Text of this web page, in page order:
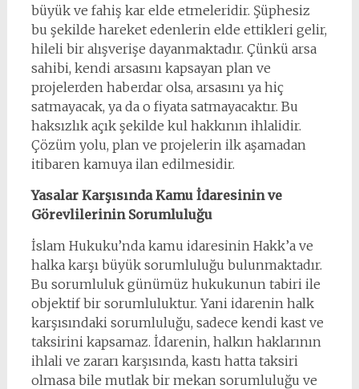
büyük ve fahiş kar elde etmeleridir. Şüphesiz
bu şekilde hareket edenlerin elde ettikleri gelir,
hileli bir alışverişe dayanmaktadır. Çünkü arsa
sahibi, kendi arsasını kapsayan plan ve
projelerden haberdar olsa, arsasını ya hiç
satmayacak, ya da o fiyata satmayacaktır. Bu
haksızlık açık şekilde kul hakkının ihlalidir.
Çözüm yolu, plan ve projelerin ilk aşamadan
itibaren kamuya ilan edilmesidir.
Yasalar Karşısında Kamu İdaresinin ve
Görevlilerinin Sorumluluğu
İslam Hukuku’nda kamu idaresinin Hakk’a ve
halka karşı büyük sorumluluğu bulunmaktadır.
Bu sorumluluk günümüz hukukunun tabiri ile
objektif bir sorumluluktur. Yani idarenin halk
karşısındaki sorumluluğu, sadece kendi kast ve
taksirini kapsamaz. İdarenin, halkın haklarının
ihlali ve zararı karşısında, kastı hatta taksiri
olmasa bile mutlak bir mekan sorumluluğu ve